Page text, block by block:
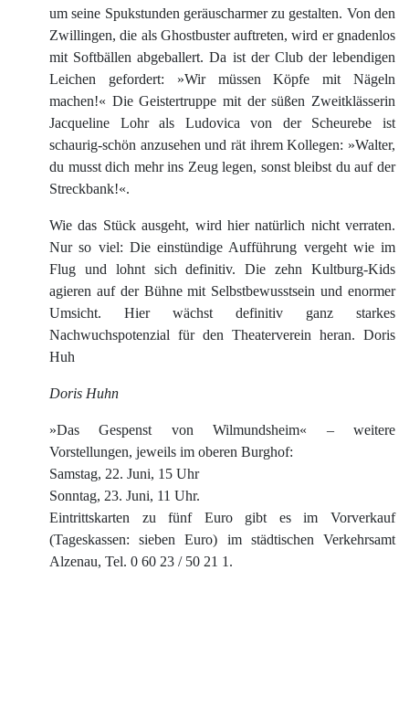
um seine Spukstunden geräuscharmer zu gestalten. Von den
Zwillingen, die als Ghostbuster auftreten, wird er gnadenlos
mit Softbällen abgeballert. Da ist der Club der lebendigen
Leichen gefordert: »Wir müssen Köpfe mit Nägeln
machen!« Die Geistertruppe mit der süßen Zweitklässerin
Jacqueline Lohr als Ludovica von der Scheurebe ist
schaurig-schön anzusehen und rät ihrem Kollegen: »Walter,
du musst dich mehr ins Zeug legen, sonst bleibst du auf der
Streckbank!«.
Wie das Stück ausgeht, wird hier natürlich nicht verraten.
Nur so viel: Die einstündige Aufführung vergeht wie im
Flug und lohnt sich definitiv. Die zehn Kultburg-Kids
agieren auf der Bühne mit Selbstbewusstsein und enormer
Umsicht. Hier wächst definitiv ganz starkes
Nachwuchspotenzial für den Theaterverein heran. Doris
Huh
Doris Huhn
»Das Gespenst von Wilmundsheim« – weitere
Vorstellungen, jeweils im oberen Burghof:
Samstag, 22. Juni, 15 Uhr
Sonntag, 23. Juni, 11 Uhr.
Eintrittskarten zu fünf Euro gibt es im Vorverkauf
(Tageskassen: sieben Euro) im städtischen Verkehrsamt
Alzenau, Tel. 0 60 23 / 50 21 1.